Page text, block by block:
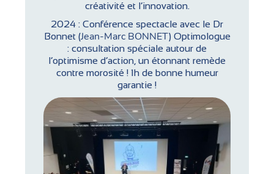
créativité et l’innovation.
2024 : Conférence spectacle avec le Dr
Bonnet (Jean-Marc BONNET) Optimologue
: consultation spéciale autour de
l’optimisme d’action, un étonnant remède
contre morosité ! 1h de bonne humeur
garantie !